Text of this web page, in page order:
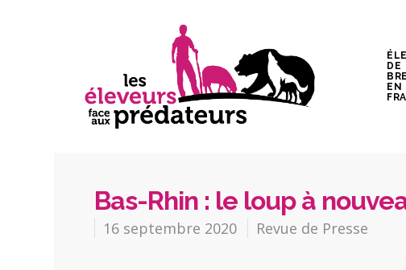
DE
EN
Bas-Rhin : le loup à
16 septembre 2020 Revue de Presse